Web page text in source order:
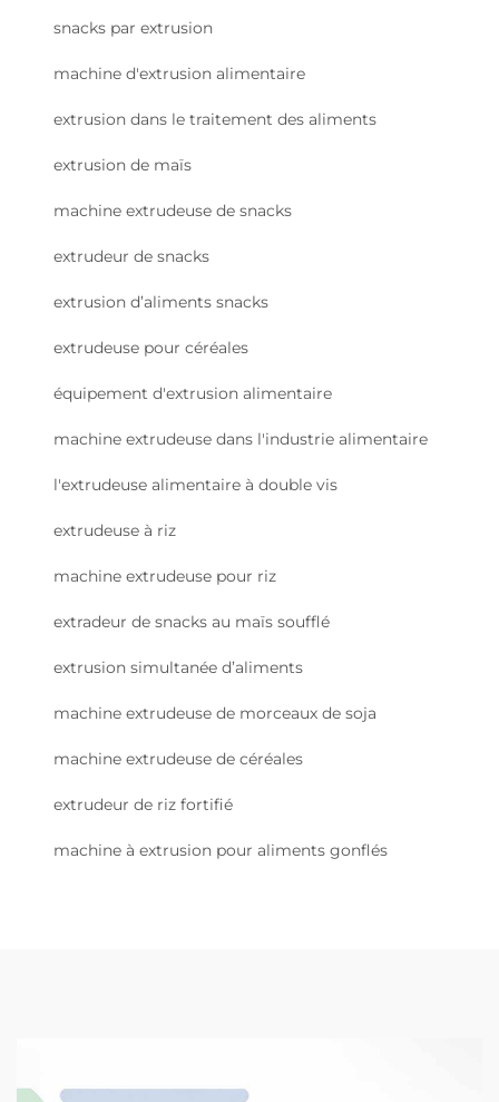
snacks par extrusion
machine d'extrusion alimentaire
extrusion dans le traitement des aliments
extrusion de maïs
machine extrudeuse de snacks
extrudeur de snacks
extrusion d’aliments snacks
extrudeuse pour céréales
équipement d'extrusion alimentaire
machine extrudeuse dans l'industrie alimentaire
l'extrudeuse alimentaire à double vis
extrudeuse à riz
machine extrudeuse pour riz
extradeur de snacks au maïs soufflé
extrusion simultanée d’aliments
machine extrudeuse de morceaux de soja
machine extrudeuse de céréales
extrudeur de riz fortifié
machine à extrusion pour aliments gonflés